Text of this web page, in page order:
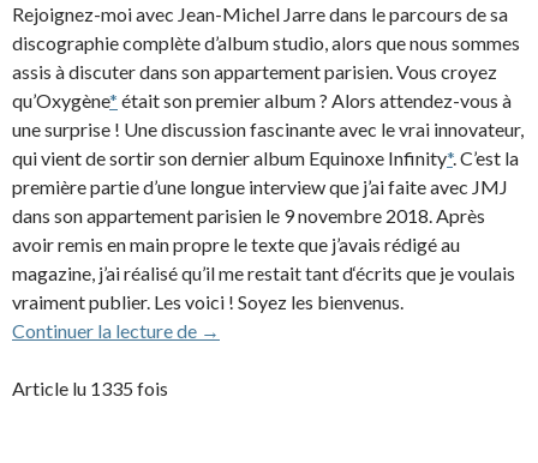
Rejoignez-moi avec Jean-Michel Jarre dans le parcours de sa
discographie complète d’album studio, alors que nous sommes
assis à discuter dans son appartement parisien. Vous croyez
qu’Oxygène* était son premier album ? Alors attendez-vous à
une surprise ! Une discussion fascinante avec le vrai innovateur,
qui vient de sortir son dernier album Equinoxe Infinity*. C’est la
première partie d’une longue interview que j’ai faite avec JMJ
dans son appartement parisien le 9 novembre 2018. Après
avoir remis en main propre le texte que j’avais rédigé au
magazine, j’ai réalisé qu’il me restait tant d‘écrits que je voulais
vraiment publier. Les voici ! Soyez les bienvenus.
Continuer la lecture de Interview discographique (partie 1/4) de
→
Article lu 1335 fois